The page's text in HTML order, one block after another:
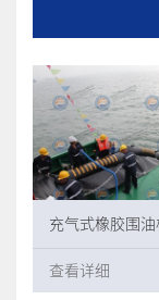
充气式橡胶围油
查看详细